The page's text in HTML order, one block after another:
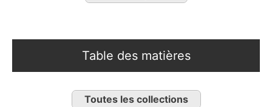
Table des matières
Toutes les collections